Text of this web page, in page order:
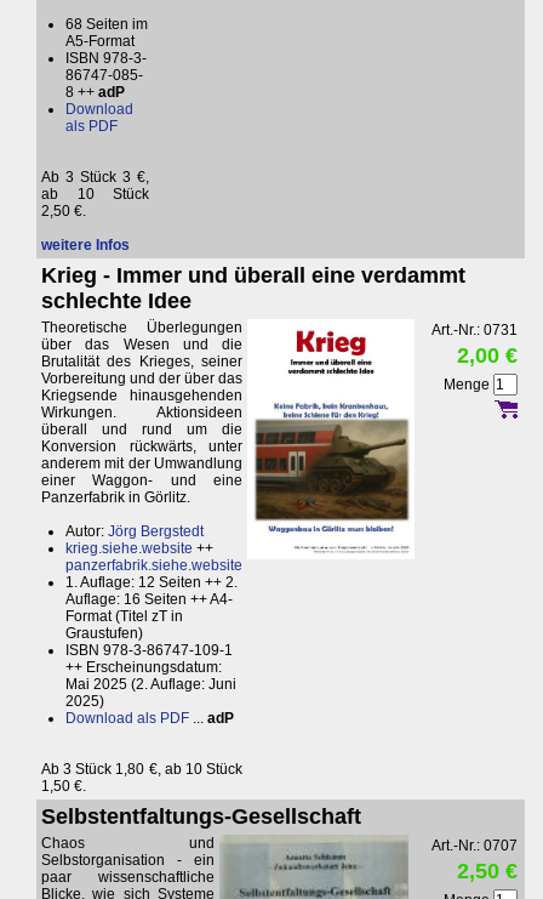
68 Seiten im
A5-Format
ISBN 978-3-
86747-085-
8 ++ adP
Download
als PDF
Ab 3 Stück 3 €,
ab 10 Stück
2,50 €.
weitere Infos
Krieg - Immer und überall eine verdammt
schlechte Idee
Theoretische Überlegungen
über das Wesen und die
Brutalität des Krieges, seiner
Vorbereitung und der über das
Kriegsende hinausgehenden
Wirkungen. Aktionsideen
überall und rund um die
Konversion rückwärts, unter
anderem mit der Umwandlung
einer Waggon- und eine
Panzerfabrik in Görlitz.
Autor: Jörg Bergstedt
krieg.siehe.website ++
panzerfabrik.siehe.website
1. Auflage: 12 Seiten ++ 2.
Auflage: 16 Seiten ++ A4-
Format (Titel zT in
Graustufen)
ISBN 978-3-86747-109-1
++ Erscheinungsdatum:
Mai 2025 (2. Auflage: Juni
2025)
Download als PDF ... adP
Ab 3 Stück 1,80 €, ab 10 Stück
1,50 €.
Art.-Nr.: 0731
2,00 €
Menge
Selbstentfaltungs-Gesellschaft
Chaos und
Selbstorganisation - ein
paar wissenschaftliche
Blicke, wie sich Systeme
Art.-Nr.: 0707
2,50 €